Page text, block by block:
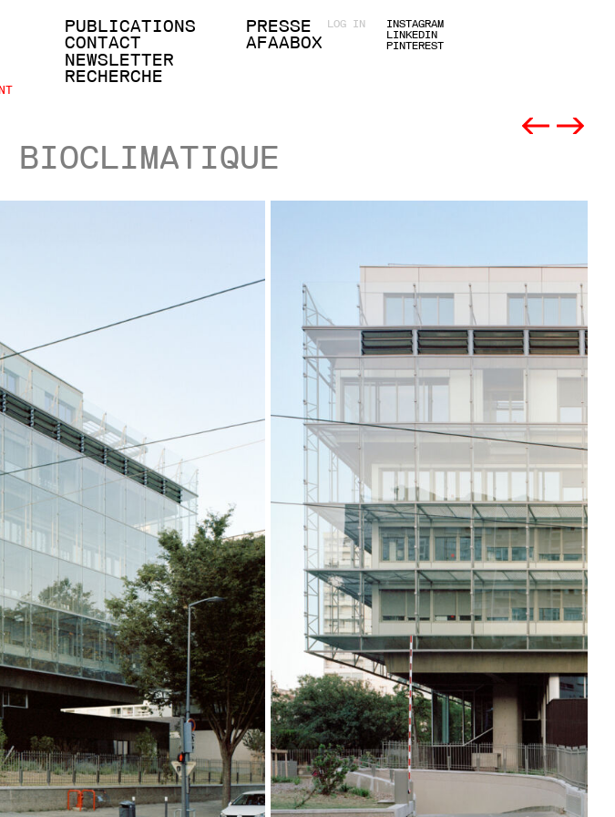
PUBLICATIONS
CONTACT
NEWSLETTER
RECHERCHE
PRESSE LOG IN
AFAABOX
INSTAGRAM
LINKEDIN
PINTEREST
BIOCLIMATIQUE